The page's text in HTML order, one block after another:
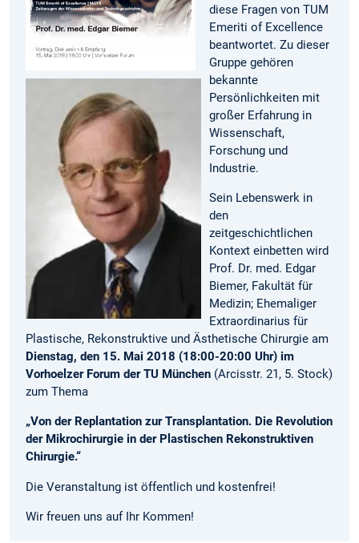
diese Fragen von TUM
Emeriti of Excellence
beantwortet. Zu dieser
Gruppe gehören
bekannte
Persönlichkeiten mit
großer Erfahrung in
Wissenschaft,
Forschung und
Industrie.
Sein Lebenswerk in
den
zeitgeschichtlichen
Kontext einbetten wird
Prof. Dr. med. Edgar
Biemer, Fakultät für
Medizin; Ehemaliger
Extraordinarius für
Plastische, Rekonstruktive und Ästhetische Chirurgie am
Dienstag, den 15. Mai 2018 (18:00-20:00 Uhr) im
Vorhoelzer Forum der TU München (Arcisstr. 21, 5. Stock)
zum Thema
„Von der Replantation zur Transplantation. Die Revolution
der Mikrochirurgie in der Plastischen Rekonstruktiven
Chirurgie.“
Die Veranstaltung ist öffentlich und kostenfrei!
Wir freuen uns auf Ihr Kommen!